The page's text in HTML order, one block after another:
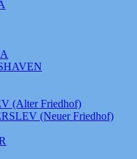
(Alter Friedhof)
(Neuer Friedhof)